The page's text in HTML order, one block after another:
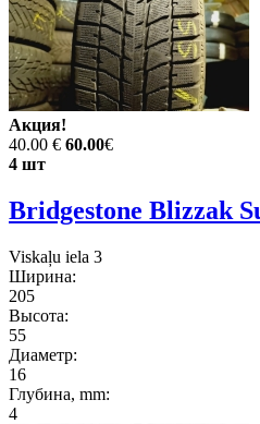
Акция!
40.00 € 60.00€
4 шт
Bridgestone Blizzak
Viskaļu iela 3
Ширина:
205
Высота:
55
Диаметр:
16
Глубина, mm:
4